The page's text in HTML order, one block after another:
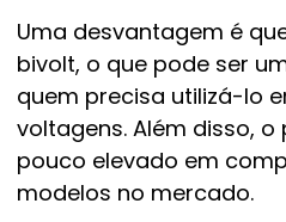
Uma desvantagem é
bivolt, o que pode ser
quem precisa utilizá-lo
voltagens. Além disso,
pouco elevado em
modelos no mercado.